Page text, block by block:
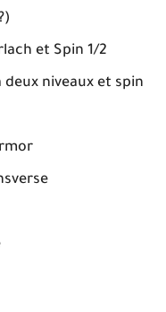
et Spin 1/2
niveaux et spin